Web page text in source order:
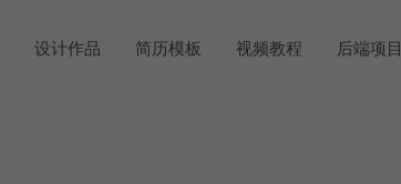
设计作品 简历模板 视频教程 后端项目